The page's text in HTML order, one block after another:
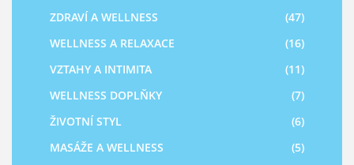
ZDRAVÍ A WELLNESS
(47)
WELLNESS A RELAXACE
(16)
VZTAHY A INTIMITA
(11)
WELLNESS DOPLŇKY
(7)
ŽIVOTNÍ STYL
(6)
MASÁŽE A WELLNESS
(5)